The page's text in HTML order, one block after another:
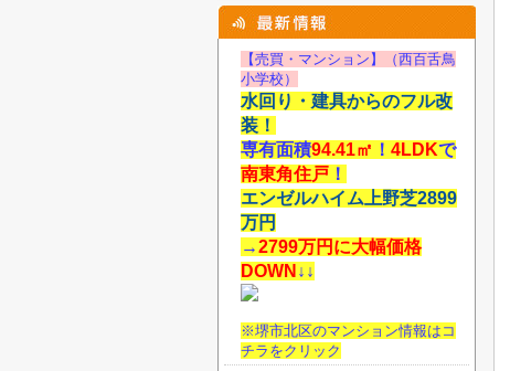
【売買・マンション】（西百舌鳥
小学校）
水回り・建具からのフル改
装！
専有面積94.41㎡ ！ 4LDKで
南東角住戸 ！
エンゼルハイム上野芝2899
万円
→2799万円に大幅価格
DOWN ↓↓
※堺市北区のマンション情報はコ
チラをクリック